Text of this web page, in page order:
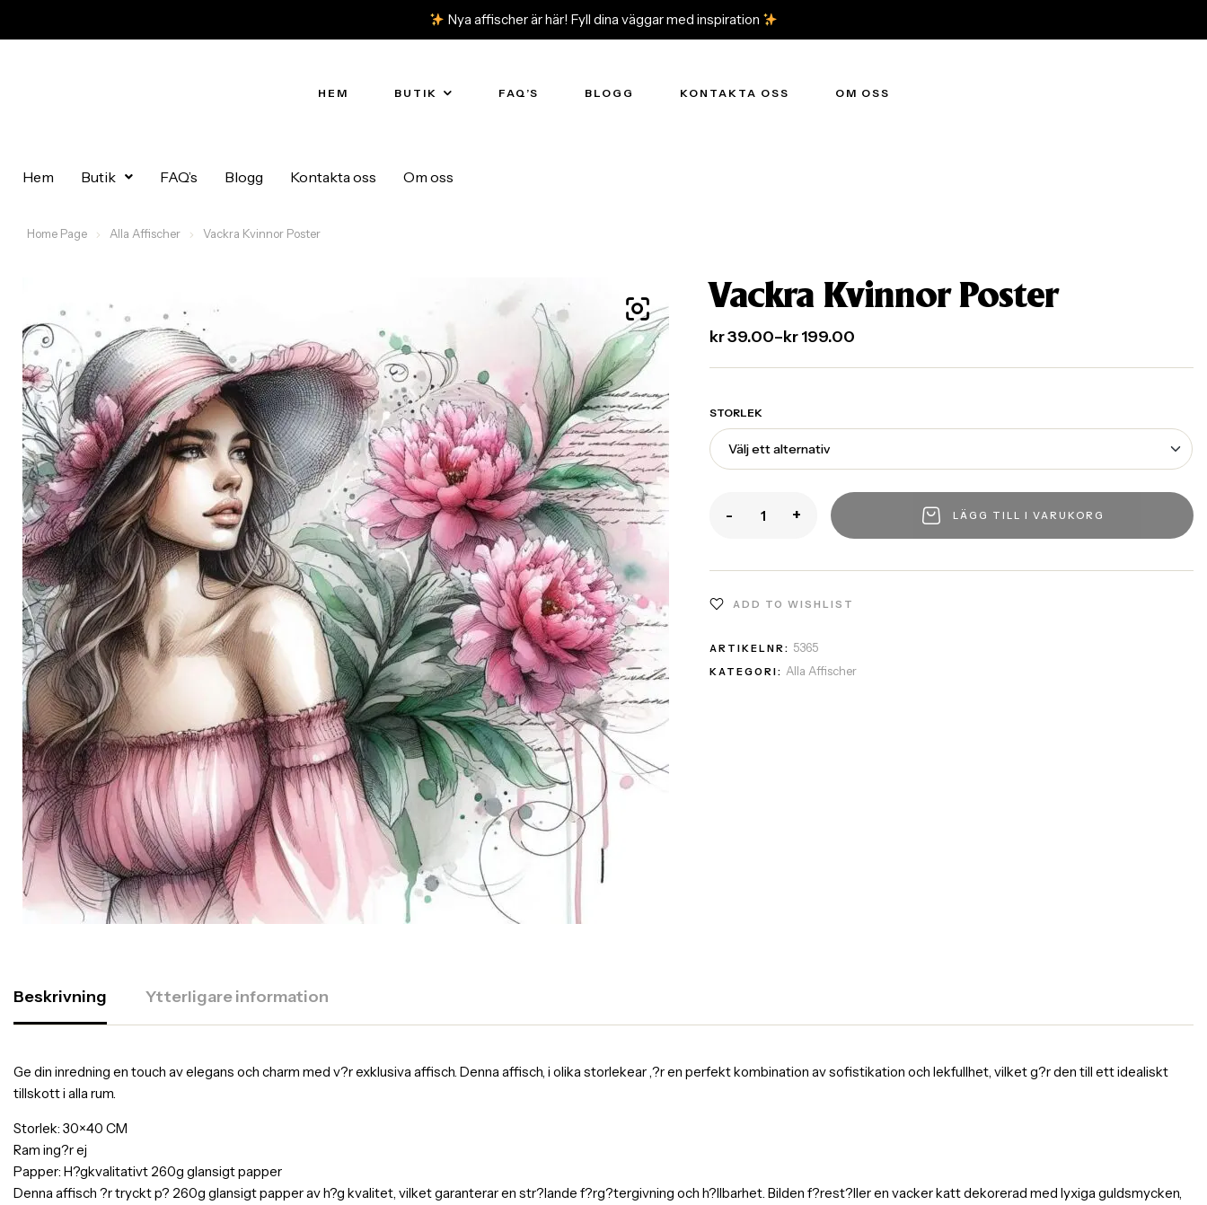
Nya affischer är här! Fyll dina väggar med inspiration
HEM BUTIK FAQ’S BLOGG KONTAKTA OSS OM OSS
Hem Butik FAQ’s Blogg Kontakta oss Om oss
Home Page Alla Affischer Vackra Kvinnor Poster
Vackra Kvinnor Poster
kr39.00–kr199.00
STORLEK
- + LÄGG TILL I VARUKORG
ADD TO WISHLIST
ARTIKELNR: 5365
KATEGORI:Alla Affischer
Beskrivning Ytterligare information
Ge din inredning en touch av elegans och charm med v?r exklusiva affisch. Denna affisch, i olika storlekear ,?r en perfekt kombination av sofistikation och lekfullhet, vilket g?r den till ett idealiskt
tillskott i alla rum.
Storlek: 30×40 CM
Ram ing?r ej
Papper: H?gkvalitativt 260g glansigt papper
Denna affisch ?r tryckt p? 260g glansigt papper av h?g kvalitet, vilket garanterar en str?lande f?rg?tergivning och h?llbarhet. Bilden f?rest?ller en vacker katt dekorerad med lyxiga guldsmycken,